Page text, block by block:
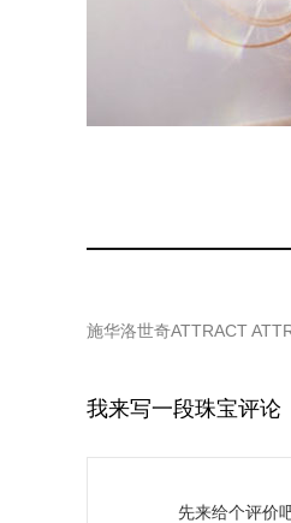
施华洛世奇ATTRACT
我来写一段珠宝评论
先来给个评价